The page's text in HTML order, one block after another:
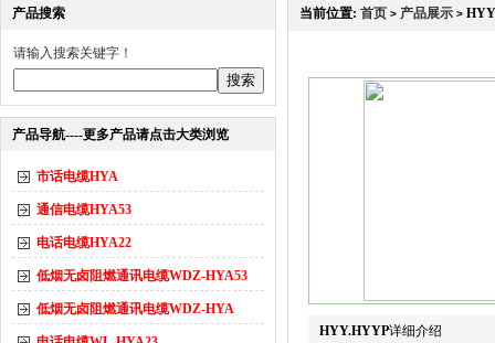
产品搜索
请输入搜索关键字！
产品导航----更多产品请点击大类浏览
市话电缆HYA
通信电缆HYA53
电话电缆HYA22
低烟无卤阻燃通讯电缆WDZ-HYA53
低烟无卤阻燃通讯电缆WDZ-HYA
当前位置: 首页 > 产品展示 >
HYY.HYYP详细介绍